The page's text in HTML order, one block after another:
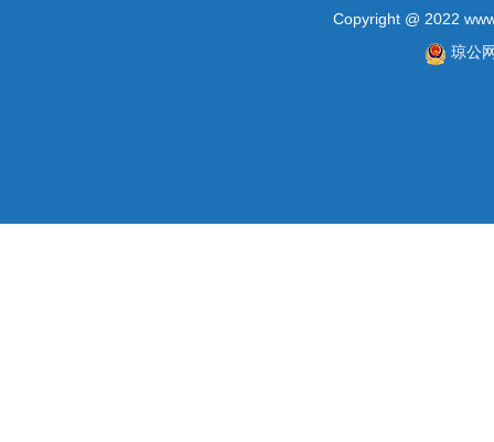
Copyright @ 2022
琼公